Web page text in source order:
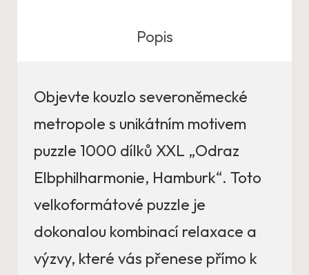
Popis
Objevte kouzlo severoněmecké
metropole s unikátním motivem
puzzle 1000 dílků XXL „Odraz
Elbphilharmonie, Hamburk“. Toto
velkoformátové puzzle je
dokonalou kombinací relaxace a
výzvy, které vás přenese přímo k